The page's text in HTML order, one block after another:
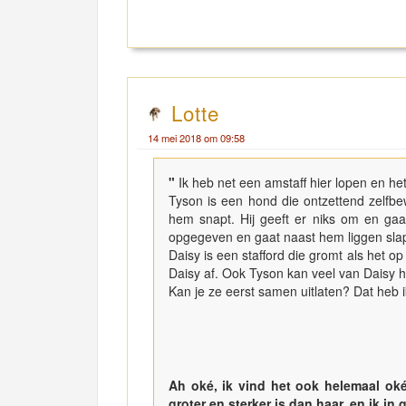
Lotte
14 mei 2018 om 09:58
" Ik heb net een amstaff hier lopen en
Tyson is een hond die ontzettend
hem snapt. Hij geeft er niks om en
opgegeven en gaat naast hem liggen
Daisy is een stafford die gromt als het
Daisy af. Ook Tyson kan veel van Daisy
Kan je ze eerst samen uitlaten? Dat
Ah oké, ik vind het ook helemaal